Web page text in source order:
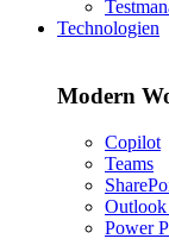
Technologien
Modern
Copilot
Teams
Power